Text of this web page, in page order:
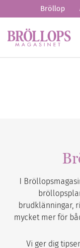
Bröllop
I
brudklänningar,
mycket mer för
Vi ger dig